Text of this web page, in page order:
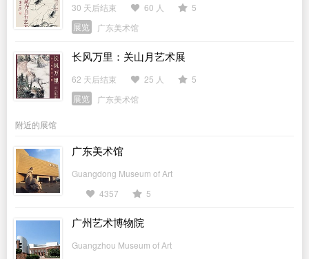
30 天后结束 60 人
5
展览
广东美术馆
长风万里：关山月艺术展
62 天后结束 25 人
5
展览
广东美术馆
附近的展馆
广东美术馆
Guangdong Museum of Art
4357
5
广州艺术博物院
Guangzhou Museum of Art